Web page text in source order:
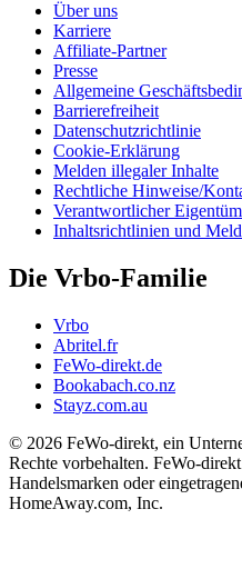
Über uns
Karriere
Affiliate-Partner
Presse
Allgemeine
Barrierefreiheit
Datenschutzrichtlinie
Cookie-Erklärung
Melden illegaler Inhalte
Rechtliche Hinweise/
Verantwortlicher
Inhaltsrichtlinien und
Die Vrbo-Familie
Vrbo
Abritel.fr
FeWo-direkt.de
Bookabach.co.nz
Stayz.com.au
© 2026 FeWo-direkt, ein
Rechte vorbehalten. FeWo-
Handelsmarken oder
HomeAway.com, Inc.